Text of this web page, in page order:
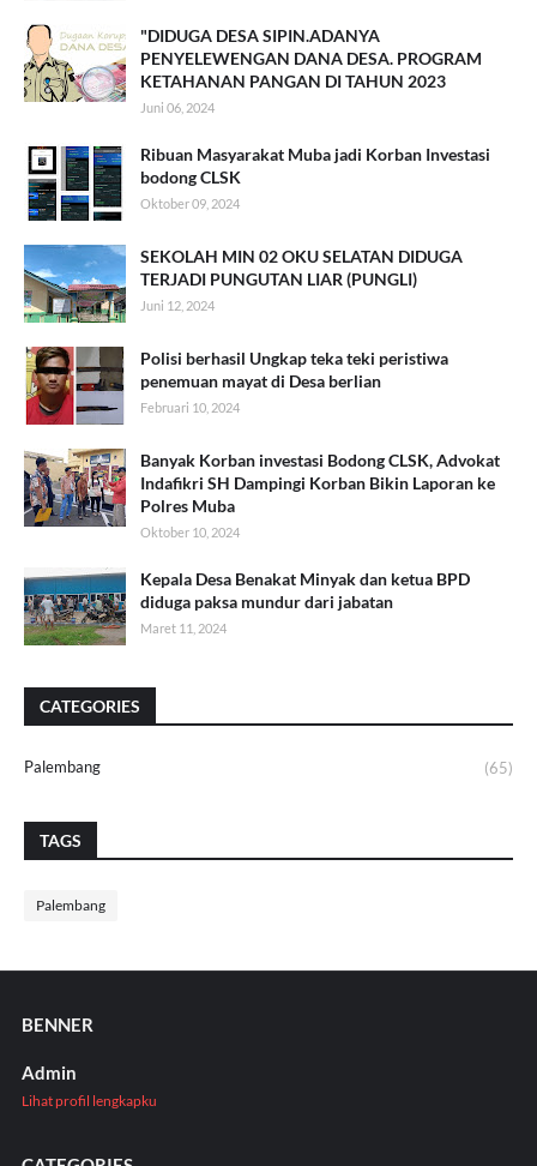
"DIDUGA DESA SIPIN.ADANYA
PENYELEWENGAN DANA DESA. PROGRAM
KETAHANAN PANGAN DI TAHUN 2023
Juni 06, 2024
Ribuan Masyarakat Muba jadi Korban Investasi
bodong CLSK
Oktober 09, 2024
SEKOLAH MIN 02 OKU SELATAN DIDUGA
TERJADI PUNGUTAN LIAR (PUNGLI)
Juni 12, 2024
Polisi berhasil Ungkap teka teki peristiwa
penemuan mayat di Desa berlian
Februari 10, 2024
Banyak Korban investasi Bodong CLSK, Advokat
Indafikri SH Dampingi Korban Bikin Laporan ke
Polres Muba
Oktober 10, 2024
Kepala Desa Benakat Minyak dan ketua BPD
diduga paksa mundur dari jabatan
Maret 11, 2024
CATEGORIES
Palembang (65)
TAGS
Palembang
BENNER
Admin
Lihat profil lengkapku